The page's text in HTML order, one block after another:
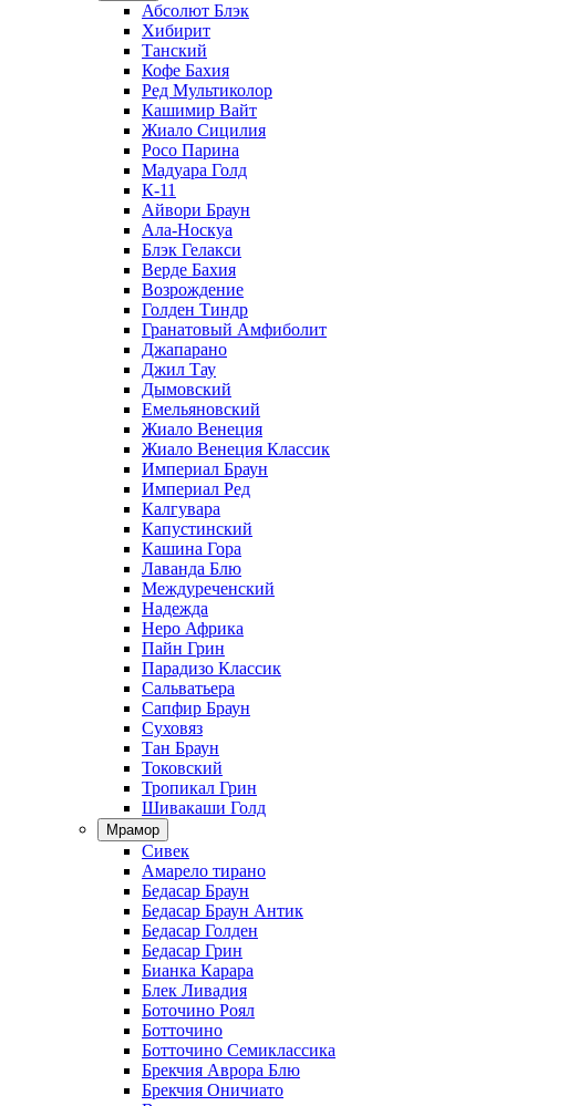
Абсолют Блэк
Хибирит
Танский
Кофе Бахия
Ред Мультиколор
Кашимир Вайт
Жиало Сицилия
Росо Парина
Мадуара Голд
К-11
Айвори Браун
Ала-Носкуа
Блэк Гелакси
Верде Бахия
Возрождение
Голден Тиндр
Гранатовый Амфиболит
Джапарано
Джил Тау
Дымовский
Емельяновский
Жиало Венеция
Жиало Венеция Классик
Империал Браун
Империал Ред
Калгувара
Капустинский
Кашина Гора
Лаванда Блю
Междуреченский
Надежда
Неро Африка
Пайн Грин
Парадизо Классик
Сальватьера
Сапфир Браун
Суховяз
Тан Браун
Токовский
Тропикал Грин
Шивакаши Голд
Мрамор
Сивек
Амарело тирано
Бедасар Браун
Бедасар Браун Антик
Бедасар Голден
Бедасар Грин
Бианка Карара
Блек Ливадия
Боточино Роял
Ботточино
Ботточино Семиклассика
Брекчия Аврора Блю
Брекчия Оничиато